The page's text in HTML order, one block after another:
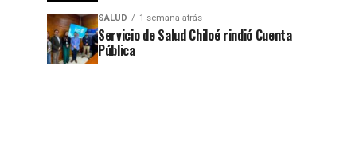
SALUD 1 semana atrás
Servicio de Salud Chiloé rindió Cuenta
Pública